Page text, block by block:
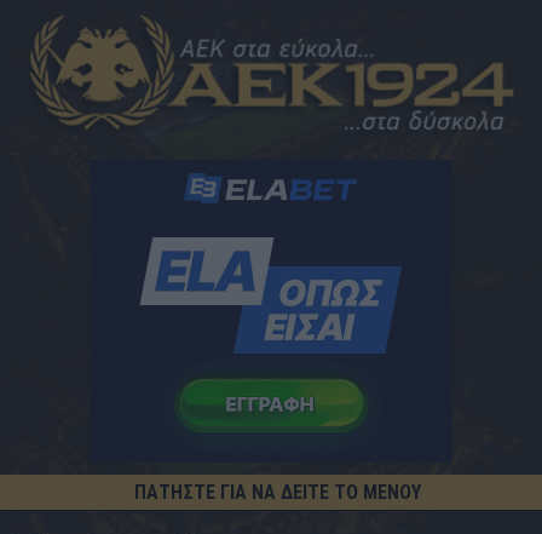
ΠΑΤΗΣΤΕ ΓΙΑ ΝΑ ΔΕΙΤΕ ΤΟ ΜΕΝΟΥ